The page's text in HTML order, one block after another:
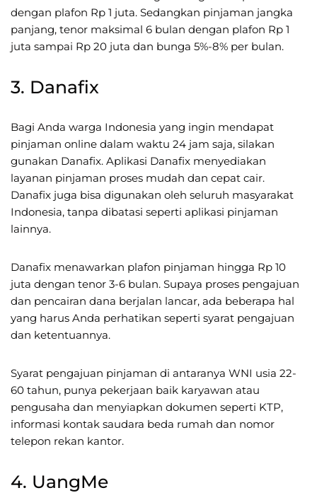
dengan plafon Rp 1 juta. Sedangkan pinjaman jangka
panjang, tenor maksimal 6 bulan dengan plafon Rp 1
juta sampai Rp 20 juta dan bunga 5%-8% per bulan.
3. Danafix
Bagi Anda warga Indonesia yang ingin mendapat
pinjaman online dalam waktu 24 jam saja, silakan
gunakan Danafix. Aplikasi Danafix menyediakan
layanan pinjaman proses mudah dan cepat cair.
Danafix juga bisa digunakan oleh seluruh masyarakat
Indonesia, tanpa dibatasi seperti aplikasi pinjaman
lainnya.
Danafix menawarkan plafon pinjaman hingga Rp 10
juta dengan tenor 3-6 bulan. Supaya proses pengajuan
dan pencairan dana berjalan lancar, ada beberapa hal
yang harus Anda perhatikan seperti syarat pengajuan
dan ketentuannya.
Syarat pengajuan pinjaman di antaranya WNI usia 22-
60 tahun, punya pekerjaan baik karyawan atau
pengusaha dan menyiapkan dokumen seperti KTP,
informasi kontak saudara beda rumah dan nomor
telepon rekan kantor.
4. UangMe